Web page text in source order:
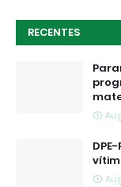
RECENTES